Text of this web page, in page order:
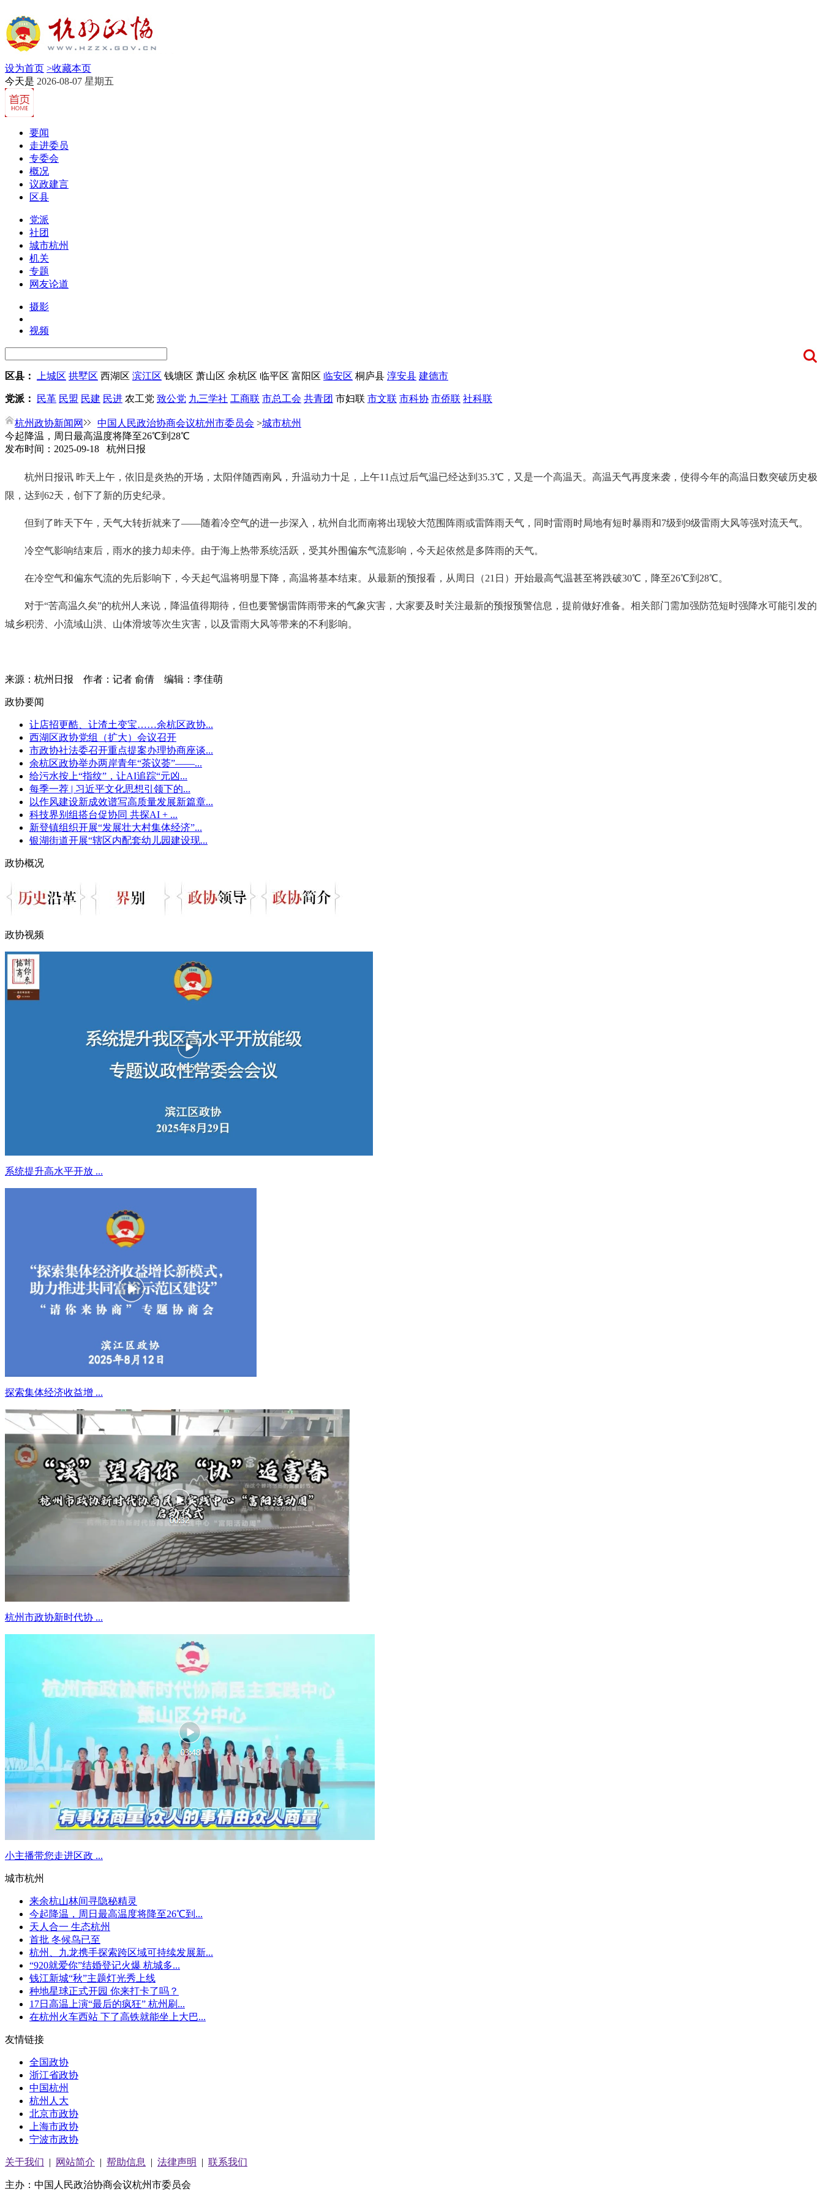
设为首页 >收藏本页
今天是 2026-08-07 星期五
要闻
走进委员
专委会
概况
议政建言
区县
党派
社团
城市杭州
机关
专题
网友论道
摄影
视频
区县： 上城区 拱墅区 西湖区 滨江区 钱塘区 萧山区 余杭区 临平区 富阳区 临安区 桐庐县 淳安县 建德市
党派： 民革 民盟 民建 民进 农工党 致公党 九三学社 工商联 市总工会 共青团 市妇联 市文联 市科协 市侨联 社科联
杭州政协新闻网 中国人民政治协商会议杭州市委员会 >城市杭州
今起降温，周日最高温度将降至26℃到28℃
发布时间：2025-09-18 杭州日报
杭州日报讯 昨天上午，依旧是炎热的开场，太阳伴随西南风，升温动力十足，上午11点过后气温已经达到35.3℃，又是一个高温天。高温天气再度来袭，使得今年的高温日数突破历史极
限，达到62天，创下了新的历史纪录。
但到了昨天下午，天气大转折就来了——随着冷空气的进一步深入，杭州自北而南将出现较大范围阵雨或雷阵雨天气，同时雷雨时局地有短时暴雨和7级到9级雷雨大风等强对流天气。
冷空气影响结束后，雨水的接力却未停。由于海上热带系统活跃，受其外围偏东气流影响，今天起依然是多阵雨的天气。
在冷空气和偏东气流的先后影响下，今天起气温将明显下降，高温将基本结束。从最新的预报看，从周日（21日）开始最高气温甚至将跌破30℃，降至26℃到28℃。
对于“苦高温久矣”的杭州人来说，降温值得期待，但也要警惕雷阵雨带来的气象灾害，大家要及时关注最新的预报预警信息，提前做好准备。相关部门需加强防范短时强降水可能引发的
城乡积涝、小流域山洪、山体滑坡等次生灾害，以及雷雨大风等带来的不利影响。
来源：杭州日报 作者：记者 俞倩 编辑：李佳萌
政协要闻
让店招更酷、让渣土变宝……余杭区政协...
西湖区政协党组（扩大）会议召开
市政协社法委召开重点提案办理协商座谈...
余杭区政协举办两岸青年“茶议荟”——...
给污水按上“指纹”，让AI追踪“元凶...
每季一荐 | 习近平文化思想引领下的...
以作风建设新成效谱写高质量发展新篇章...
科技界别组搭台促协同 共探AI + ...
新登镇组织开展“发展壮大村集体经济”...
银湖街道开展“辖区内配套幼儿园建设现...
政协概况
政协视频
系统提升高水平开放 ...
探索集体经济收益增 ...
杭州市政协新时代协 ...
小主播带您走进区政 ...
城市杭州
来余杭山林间寻隐秘精灵
今起降温，周日最高温度将降至26℃到...
天人合一 生态杭州
首批 冬候鸟已至
杭州、九龙携手探索跨区域可持续发展新...
“920就爱你”结婚登记火爆 杭城多...
钱江新城“秋”主题灯光秀上线
种地星球正式开园 你来打卡了吗？
17日高温上演“最后的疯狂” 杭州刷...
在杭州火车西站 下了高铁就能坐上大巴...
友情链接
全国政协
浙江省政协
中国杭州
杭州人大
北京市政协
上海市政协
宁波市政协
关于我们 | 网站简介 | 帮助信息 | 法律声明 | 联系我们
主办：中国人民政治协商会议杭州市委员会